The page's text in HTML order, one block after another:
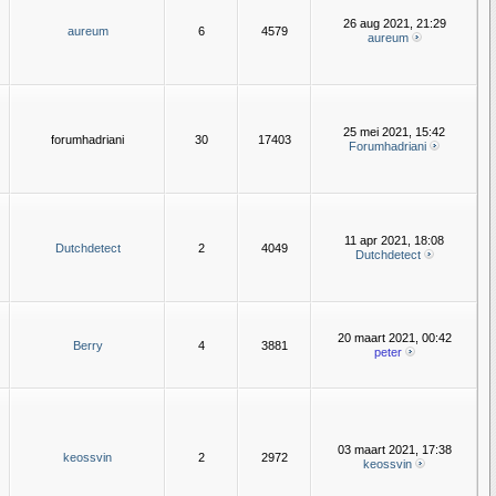
aureum 6 4579
26 aug 2021, 21:29
aureum
forumhadriani 30 17403
25 mei 2021, 15:42
Forumhadriani
Dutchdetect 2 4049
11 apr 2021, 18:08
Dutchdetect
Berry 4 3881
20 maart 2021, 00:42
peter
keossvin 2 2972
03 maart 2021, 17:38
keossvin